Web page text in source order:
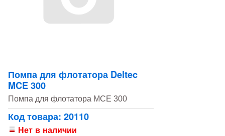
Помпа для флотатора Deltec
MCE 300
Помпа для флотатора MCE 300
Код товара: 20110
Нет в наличии